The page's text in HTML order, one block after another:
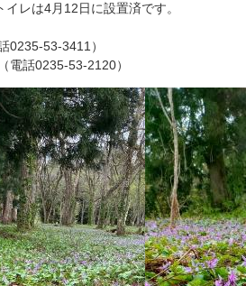
レは4月12日に設置済です。
）
話0235‐53‐2120）